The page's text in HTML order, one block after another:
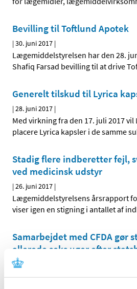
Bevilling til Toftlund Apotek
|30. juni 2017 |
Lægemiddelstyrelsen har den 28.
Shafiq Farsad bevilling til at drive
Generelt tilskud til Lyrica
|28. juni 2017 |
Med virkning fra den 17. juli 2017
placere Lyrica kapsler i de samme
Stadig flere indberetter fejl,
ved medicinsk udstyr
|26. juni 2017 |
Lægemiddelstyrelsens årsrapport
viser igen en stigning i antallet af
Samarbejdet med CFDA gør
allerede seks uger efter
|23. juni 2017
Ved det officielle statsbesøg i